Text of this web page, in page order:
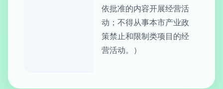
依批准的内容开展经营活
动；不得从事本市产业政
策禁止和限制类项目的经
营活动。）